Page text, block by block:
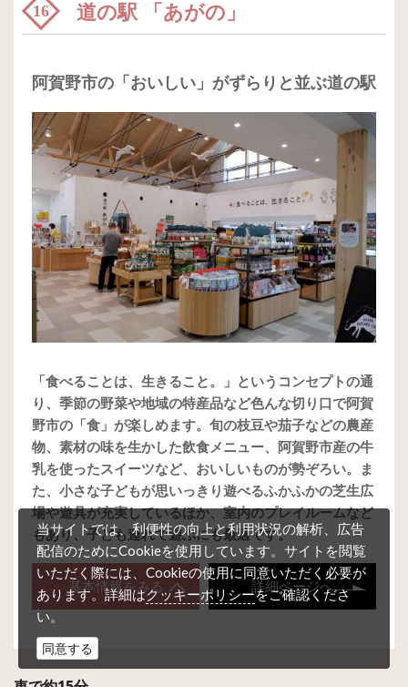
16 道の駅 「あがの」
阿賀野市の「おいしい」がずらりと並ぶ道の駅
「食べることは、生きること。」というコンセプトの通
り、季節の野菜や地域の特産品など色んな切り口で阿賀
野市の「食」が楽しめます。旬の枝豆や茄子などの農産
物、素材の味を生かした飲食メニュー、阿賀野市産の牛
乳を使ったスイーツなど、おいしいものが勢ぞろい。ま
た、小さな子どもが思いっきり遊べるふかふかの芝生広
場や遊具が充実しているほか、室内のプレイルームなど
もあり、子ども連れで遊ぶにも最適です。
基本情報をみる 詳細ページへ
当サイトでは、利便性の向上と利用状況の解析、広告
配信のためにCookieを使用しています。サイトを閲覧
いただく際には、Cookieの使用に同意いただく必要が
あります。詳細はクッキーポリシーをご確認くださ
い。
同意する